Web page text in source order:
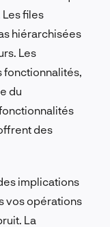
files
hiérarchisées
Les
du
des
implications
vos opérations
La